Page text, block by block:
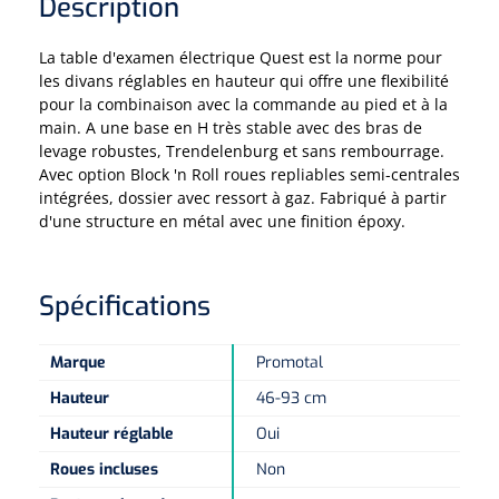
Couvertures alourdies
Coussins de positionnement
Couvertures de soins
Aides techniques pour boire
Tasses de café
Couvercles pour gobelets
Sources lumineuses et accessoires
gynécologiques
Source de lumière froide & distributeur mural
Loupes binoculaires
Lampes stylos
3-parties
Bobath
Portable
Accessoires
Traction
Osteo
Tabourets
Physiotechnique et hydromassage
Nettoyage & Désinfection des surfaces
Produits et papier
Essuie-mains
Hygiène féminine
Serviettes
Sacs & pots à urine
Lubrifiant
Urinaux
Rinçages
Thérapie intraveineuse
Pieds à perfusion
Accessoires matériel d'injection
Tampons de cellulose
Alcool désinfectant
Coupes aiguilles
Garrots
Tampons alcoolisés
Oreillers
Matelas & protège-matelas
Lits
Cabinet médical
Lampes d'examen
Sacs et accessoires pour médecins
Tabourets
Pinces pour le col utérin
Pinces à ongles
Extracteurs d’agrafes
Manches bistrouri
Attelles pour doigts
Attelles pour chevilles
Compresses & bandages
Pansements gras
Compresses de gaze
Pansements absorbants
Tampons
Description
La table d'examen électrique Quest est la norme pour
les divans réglables en hauteur qui offre une flexibilité
pour la combinaison avec la commande au pied et à la
main. A une base en H très stable avec des bras de
levage robustes, Trendelenburg et sans rembourrage.
Avec option Block 'n Roll roues repliables semi-centrales
intégrées, dossier avec ressort à gaz. Fabriqué à partir
d'une structure en métal avec une finition époxy.
Spécifications
Marque
Promotal
Hauteur
46-93 cm
Hauteur réglable
Oui
Roues incluses
Non